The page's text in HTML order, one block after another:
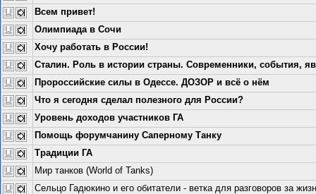
Всем привет!
Олимпиада в Сочи
Хочу работать в России!
Сталин. Роль в истории страны. Современники, события,
Пророссийские силы в Одессе. ДОЗОР и всё о нём
Что я сегодня сделал полезного для России?
Уровень доходов участников ГА
Помощь форумчанину Саперному Танку
Традиции ГА
Мир танков (World of Tanks)
Сельцо Гадюкино и его обитатели - ветка для разговоров за